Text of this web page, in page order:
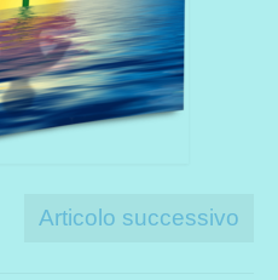
Articolo successivo